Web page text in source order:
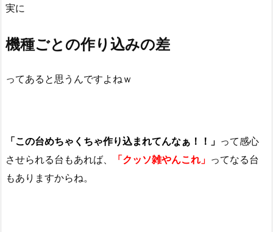
実に
機種ごとの作り込みの差
ってあると思うんですよねｗ
「この台めちゃくちゃ作り込まれてんなぁ！！」 って感心
させられる台もあれば、
「クッソ雑やんこれ」 ってなる台
もありますからね。